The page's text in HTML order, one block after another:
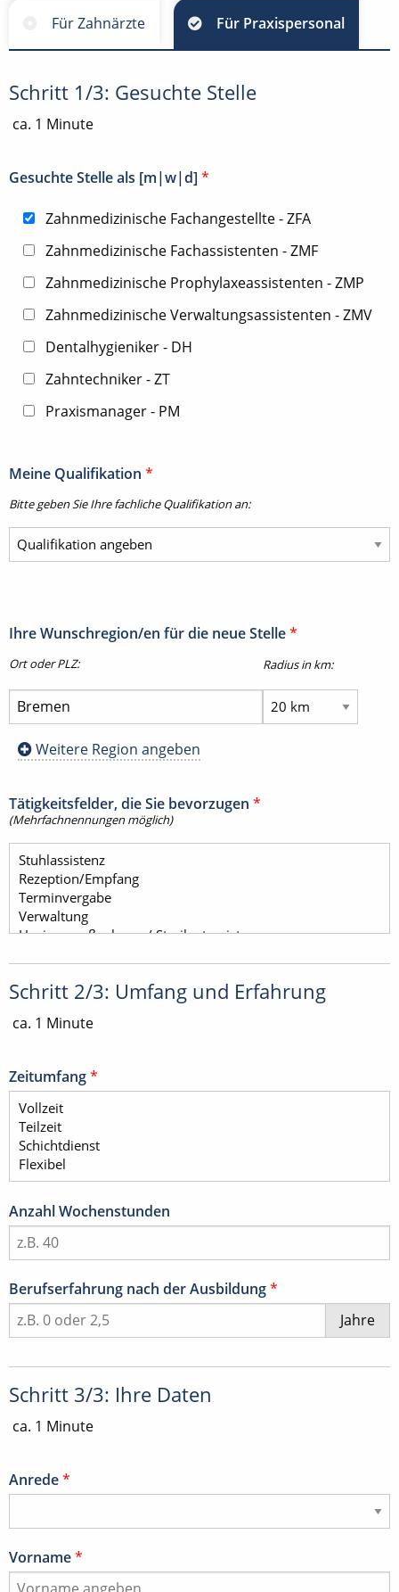
Für Zahnärzte Für Praxispersonal
Schritt 1/3: Gesuchte Stelle
ca. 1 Minute
Gesuchte Stelle als [m|w|d] *
Zahnmedizinische Fachangestellte - ZFA
Zahnmedizinische Fachassistenten - ZMF
Zahnmedizinische Prophylaxeassistenten - ZMP
Zahnmedizinische Verwaltungsassistenten - ZMV
Dentalhygieniker - DH
Zahntechniker - ZT
Praxismanager - PM
Meine Qualifikation *
Bitte geben Sie Ihre fachliche Qualifikation an:
Ihre Wunschregion/en für die neue Stelle*
Ort oder PLZ: Radius in km:
Weitere Region angeben
Tätigkeitsfelder, die Sie bevorzugen *
(Mehrfachnennungen möglich)
Schritt 2/3: Umfang und Erfahrung
ca. 1 Minute
Zeitumfang*
Anzahl Wochenstunden
Berufserfahrung nach der Ausbildung*
Jahre
Schritt 3/3: Ihre Daten
ca. 1 Minute
Anrede*
Vorname*